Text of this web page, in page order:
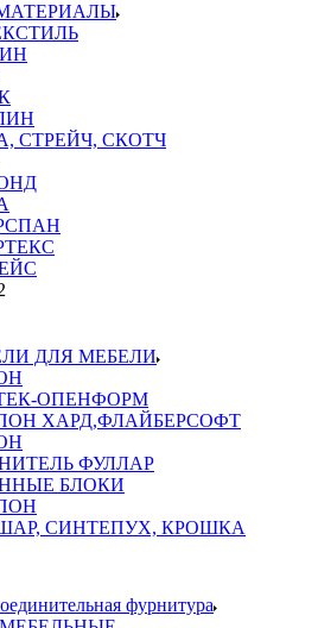
СТРЕЙЧ, СКОТЧ
ДЛЯ МЕБЕЛИ
ОПЕНФОРМ
ХАРД,ФЛАЙБЕРСОФТ
ФУЛЛАР
БЛОКИ
СИНТЕПУХ, КРОШКА
фурнитура